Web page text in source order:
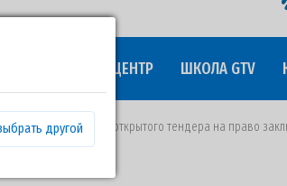
другой
ПРЕСС-ЦЕНТР ШКОЛА GTV
года о проведении открытого тендера на право